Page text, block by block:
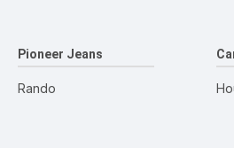
Pioneer Jeans
Rando